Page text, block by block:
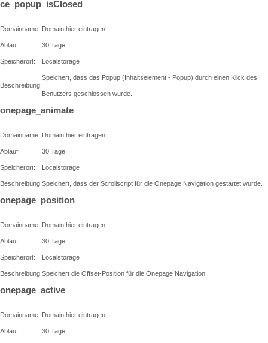
ce_popup_isClosed
Domainname: Domain hier eintragen
Ablauf: 30 Tage
Speicherort: Localstorage
Beschreibung:
Speichert, dass das Popup (Inhaltselement - Popup) durch einen Klick des
Benutzers geschlossen wurde.
onepage_animate
Domainname: Domain hier eintragen
Ablauf: 30 Tage
Speicherort: Localstorage
Beschreibung:Speichert, dass der Scrollscript für die Onepage Navigation gestartet wurde.
onepage_position
Domainname: Domain hier eintragen
Ablauf: 30 Tage
Speicherort: Localstorage
Beschreibung:Speichert die Offset-Position für die Onepage Navigation.
onepage_active
Domainname: Domain hier eintragen
Ablauf: 30 Tage